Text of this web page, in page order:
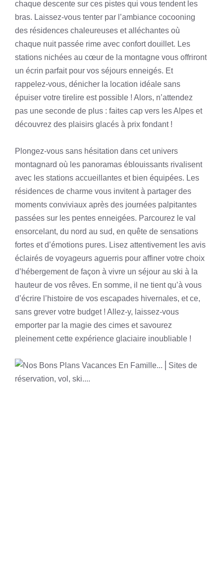
chaque descente sur ces pistes qui vous tendent les
bras. Laissez-vous tenter par l’ambiance cocooning
des résidences chaleureuses et alléchantes où
chaque nuit passée rime avec confort douillet. Les
stations nichées au cœur de la montagne vous offriront
un écrin parfait pour vos séjours enneigés. Et
rappelez-vous, dénicher la location idéale sans
épuiser votre tirelire est possible ! Alors, n’attendez
pas une seconde de plus : faites cap vers les Alpes et
découvrez des plaisirs glacés à prix fondant !
Plongez-vous sans hésitation dans cet univers
montagnard où les panoramas éblouissants rivalisent
avec les stations accueillantes et bien équipées. Les
résidences de charme vous invitent à partager des
moments conviviaux après des journées palpitantes
passées sur les pentes enneigées. Parcourez le val
ensorcelant, du nord au sud, en quête de sensations
fortes et d’émotions pures. Lisez attentivement les avis
éclairés de voyageurs aguerris pour affiner votre choix
d’hébergement de façon à vivre un séjour au ski à la
hauteur de vos rêves. En somme, il ne tient qu’à vous
d’écrire l’histoire de vos escapades hivernales, et ce,
sans grever votre budget ! Allez-y, laissez-vous
emporter par la magie des cimes et savourez
pleinement cette expérience glaciaire inoubliable !